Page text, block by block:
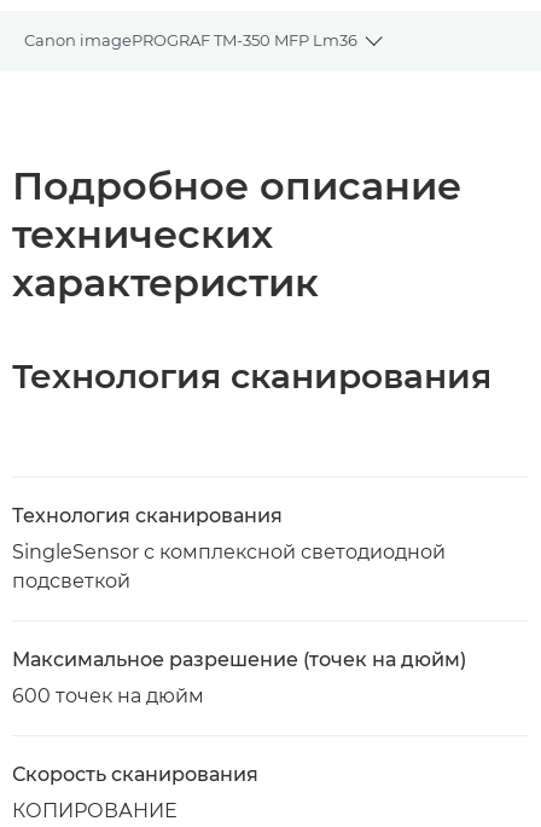
Canon imagePROGRAF TM-350 MFP Lm36
Toggle
Подробное описание
технических
характеристик
Технология сканирования
Технология сканирования
SingleSensor с комплексной светодиодной
подсветкой
Максимальное разрешение (точек на дюйм)
600 точек на дюйм
Скорость сканирования
КОПИРОВАНИЕ